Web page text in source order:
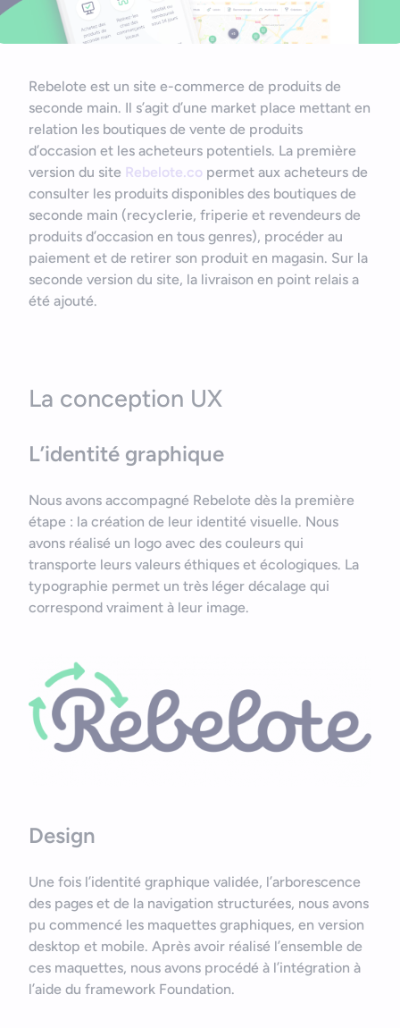
Application mobile e-commerce
Outils et ressources
Cahier des charges d’app mobile
Nous contacter
Rebelote est un site e-commerce de produits de
seconde main. Il s’agit d’une market place mettant en
relation les boutiques de vente de produits
d’occasion et les acheteurs potentiels. La première
version du site Rebelote.co permet aux acheteurs de
consulter les produits disponibles des boutiques de
seconde main (recyclerie, friperie et revendeurs de
produits d’occasion en tous genres), procéder au
paiement et de retirer son produit en magasin. Sur la
seconde version du site, la livraison en point relais a
été ajouté.
La conception UX
L’identité graphique
Nous avons accompagné Rebelote dès la première
étape : la création de leur identité visuelle. Nous
avons réalisé un logo avec des couleurs qui
transporte leurs valeurs éthiques et écologiques. La
typographie permet un très léger décalage qui
correspond vraiment à leur image.
Design
Une fois l’identité graphique validée, l’arborescence
des pages et de la navigation structurées, nous avons
pu commencé les maquettes graphiques, en version
desktop et mobile. Après avoir réalisé l’ensemble de
ces maquettes, nous avons procédé à l’intégration à
l’aide du framework Foundation.
Bonjour Votre assistant IA